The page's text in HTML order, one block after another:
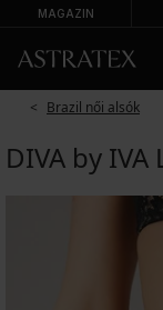
MAGAZIN
Brazil női alsók
DIVA by